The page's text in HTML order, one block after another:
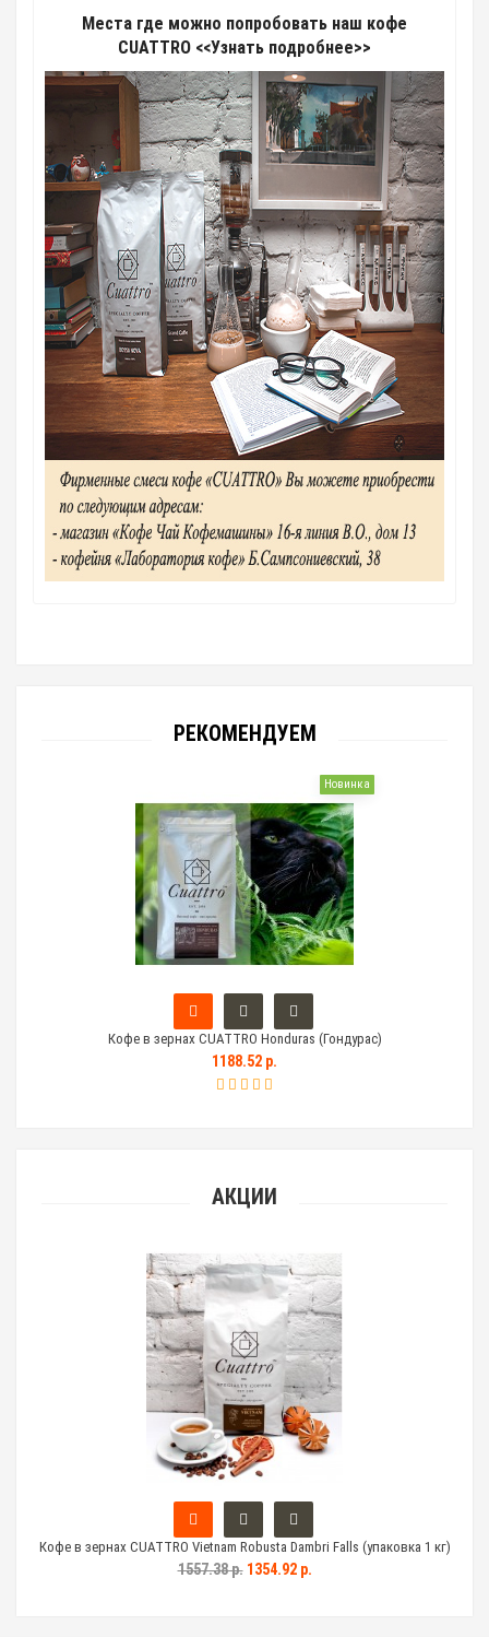
Места где можно попробовать наш кофе
CUATTRO <<Узнать подробнее>>
РЕКОМЕНДУЕМ
Новинка
Кофе в зернах CUATTRO Honduras (Гондурас)
1188.52 р.
АКЦИИ
Кофе в зернах CUATTRO Vietnam Robusta Dambri Falls (упаковка 1 кг)
1557.38 р.1354.92 р.